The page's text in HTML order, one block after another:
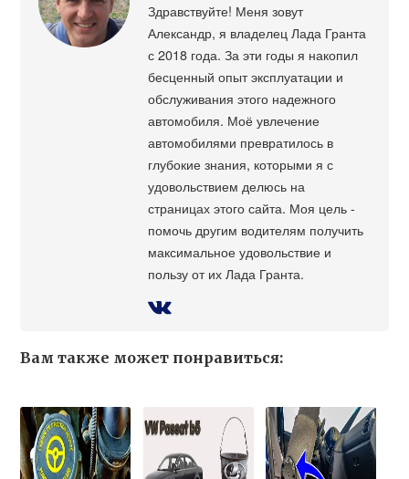
Здравствуйте! Меня зовут
Александр, я владелец Лада Гранта
с 2018 года. За эти годы я накопил
бесценный опыт эксплуатации и
обслуживания этого надежного
автомобиля. Моё увлечение
автомобилями превратилось в
глубокие знания, которыми я с
удовольствием делюсь на
страницах этого сайта. Моя цель -
помочь другим водителям получить
максимальное удовольствие и
пользу от их Лада Гранта.
Вам также может понравиться: